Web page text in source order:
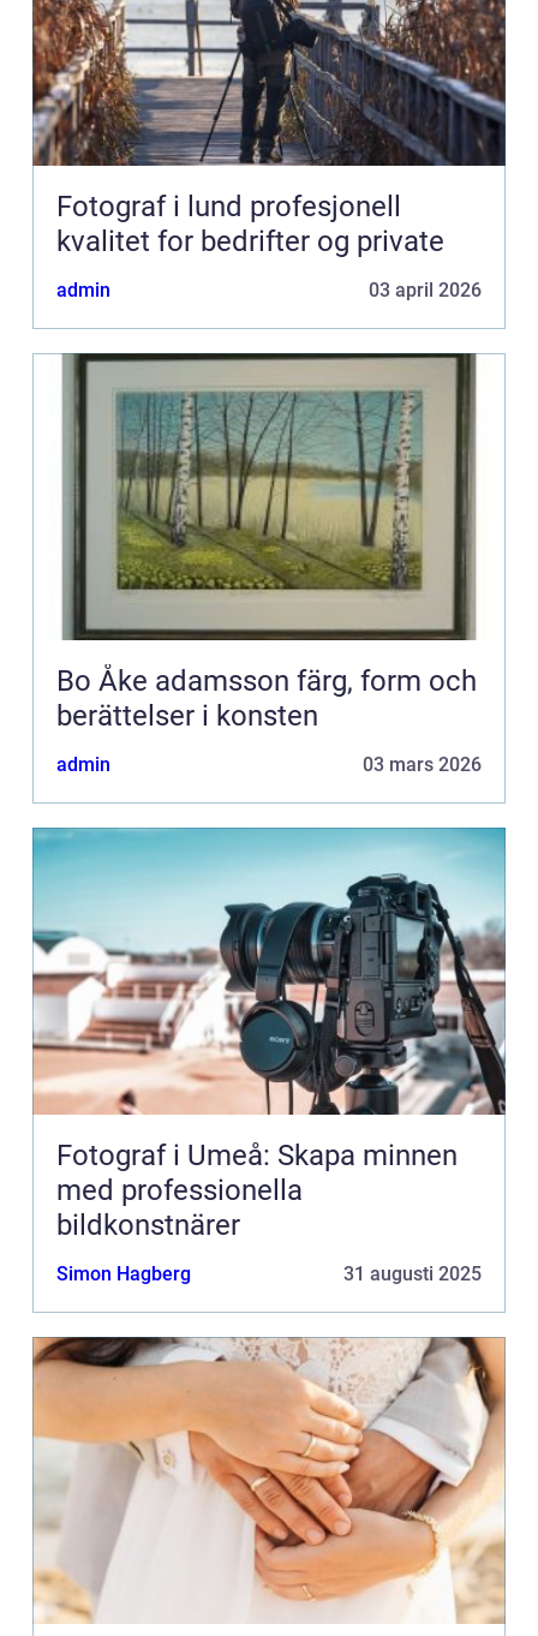
Fotograf i lund profesjonell
kvalitet for bedrifter og private
admin 03 april 2026
Bo Åke adamsson färg, form och
berättelser i konsten
admin 03 mars 2026
Fotograf i Umeå: Skapa minnen
med professionella
bildkonstnärer
Simon Hagberg 31 augusti 2025